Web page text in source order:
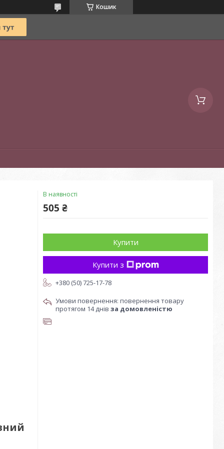
Кошик
В наявності
505 ₴
Купити
Купити з
+380 (50) 725-17-78
повернення товару
протягом 14 днів за домовленістю